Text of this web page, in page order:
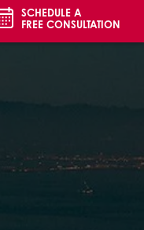
SCHEDULE A
FREE CONSULTATION